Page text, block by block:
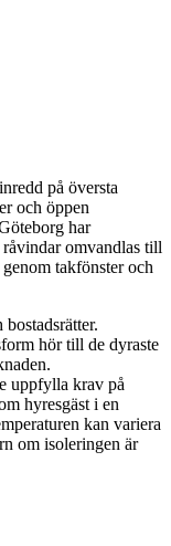
på översta
och öppen
har
omvandlas till
takfönster och
hör till de dyraste
uppfylla krav på
hyresgäst i en
kan variera
om isoleringen är